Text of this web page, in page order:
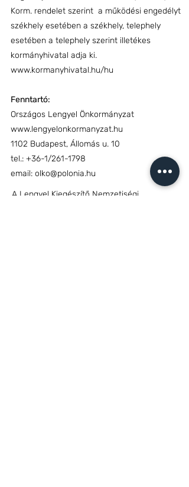
Korm. rendelet szerint a működési engedélyt
székhely esetében a székhely, telephely
esetében a telephely szerint illetékes
kormányhivatal adja ki.
www.kormanyhivatal.hu/hu
Fenntartó:
Országos Lengyel Önkormányzat
www.lengyelonkormanyzat.hu
1102 Budapest, Állomás u. 10
tel.: +36-1/261-1798​
email: olko@polonia.hu
A Lengyel Kiegészítő Nemzetiségi